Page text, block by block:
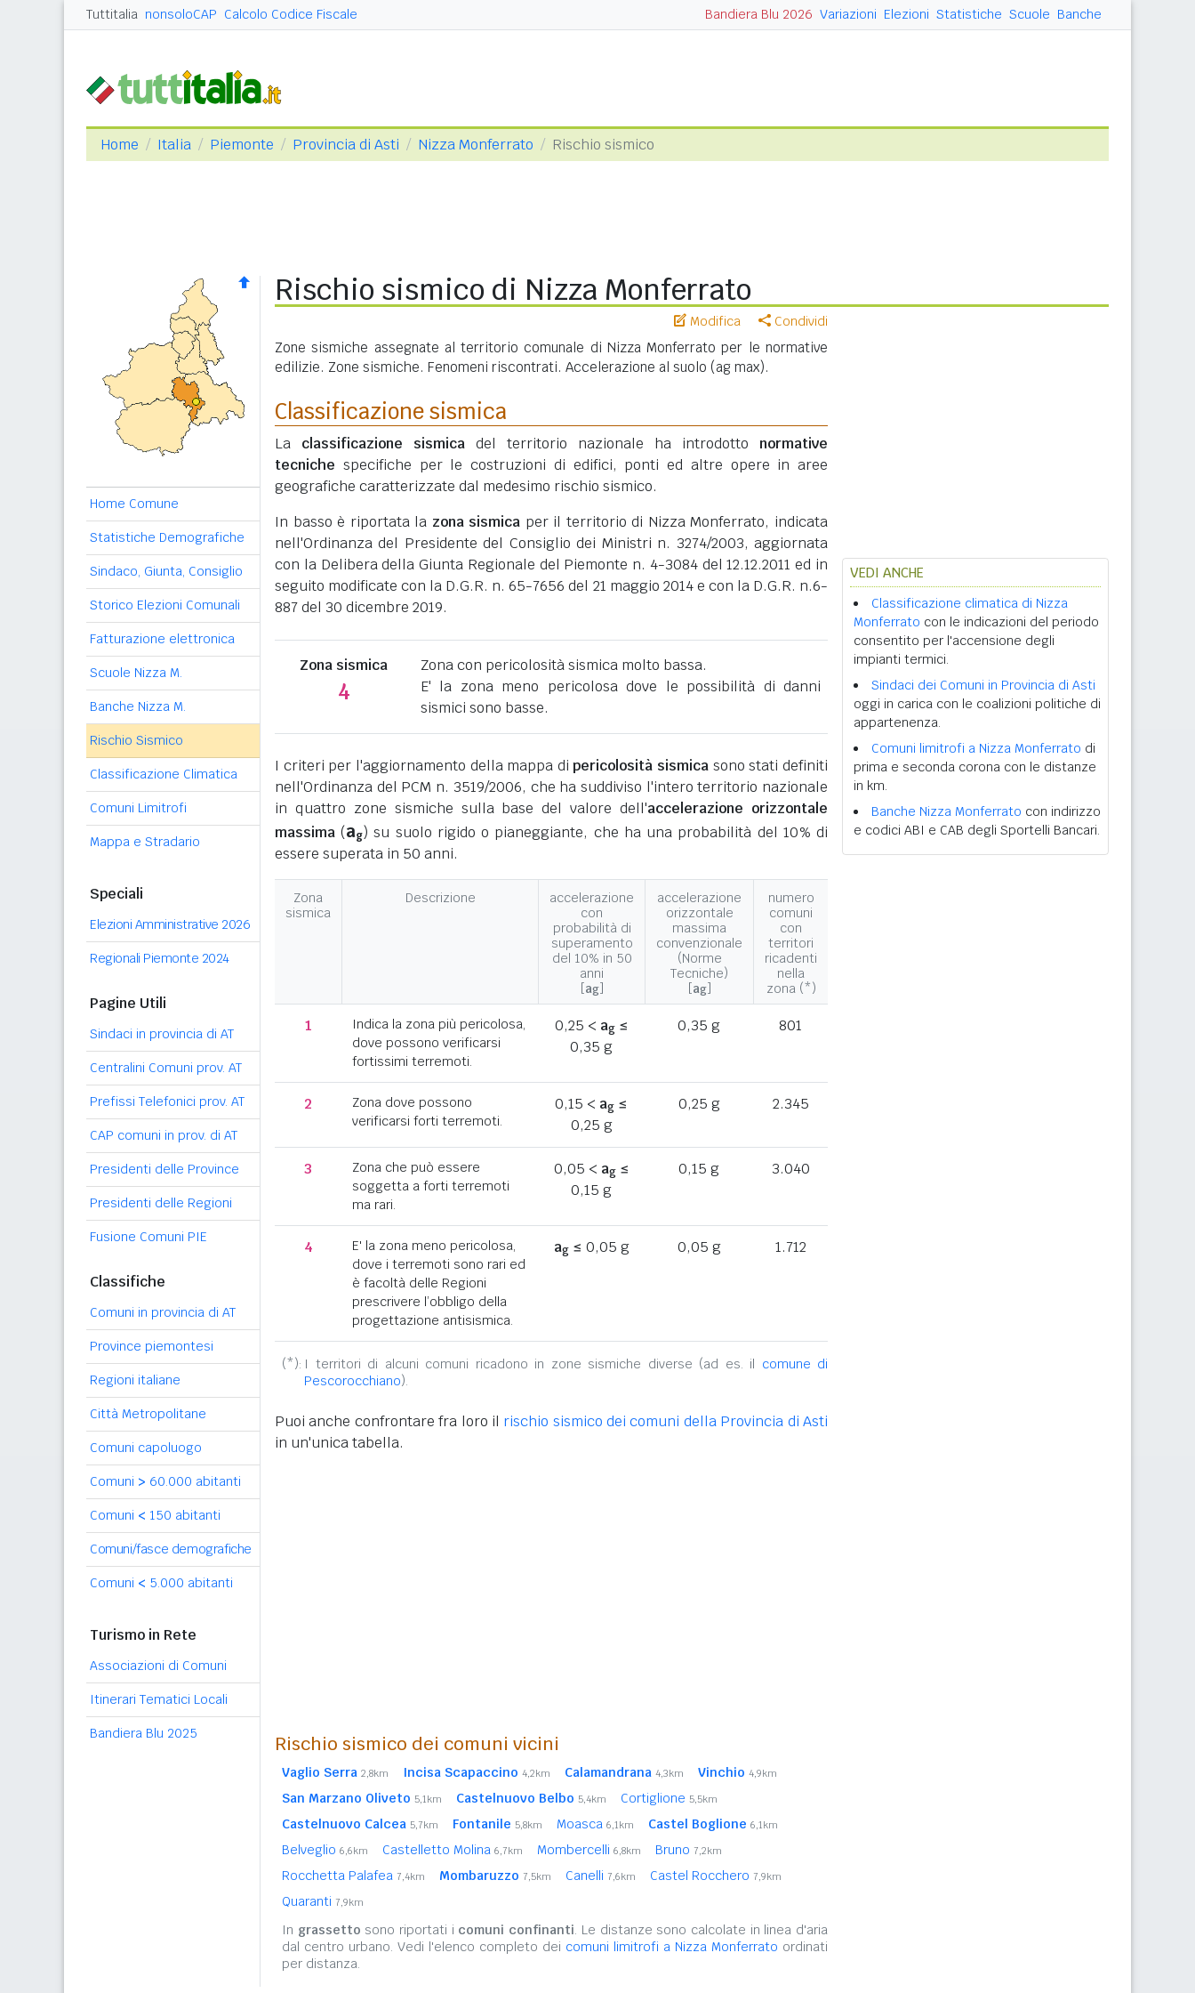
Tuttitalia nonsoloCAP Calcolo Codice Fiscale Bandiera Blu 2026 Variazioni Elezioni Statistiche Scuole Banche
Home Italia Piemonte Provincia di Asti Nizza Monferrato Rischio sismico
Home Comune
Statistiche Demografiche
Sindaco, Giunta, Consiglio
Storico Elezioni Comunali
Fatturazione elettronica
Scuole Nizza M.
Banche Nizza M.
Rischio Sismico
Classificazione Climatica
Comuni Limitrofi
Mappa e Stradario
Speciali
Elezioni Amministrative 2026
Regionali Piemonte 2024
Pagine Utili
Sindaci in provincia di AT
Centralini Comuni prov. AT
Prefissi Telefonici prov. AT
CAP comuni in prov. di AT
Presidenti delle Province
Presidenti delle Regioni
Fusione Comuni PIE
Classifiche
Comuni in provincia di AT
Province piemontesi
Regioni italiane
Città Metropolitane
Comuni capoluogo
Comuni > 60.000 abitanti
Comuni < 150 abitanti
Comuni/fasce demografiche
Comuni < 5.000 abitanti
Turismo in Rete
Associazioni di Comuni
Itinerari Tematici Locali
Bandiera Blu 2025
Rischio sismico di Nizza Monferrato
Modifica Condividi
Zone sismiche assegnate al territorio comunale di Nizza Monferrato per le normative
edilizie. Zone sismiche. Fenomeni riscontrati. Accelerazione al suolo (ag max).
Classificazione sismica
La classificazione sismica del territorio nazionale ha introdotto normative
tecniche specifiche per le costruzioni di edifici, ponti ed altre opere in aree
geografiche caratterizzate dal medesimo rischio sismico.
In basso è riportata la zona sismica per il territorio di Nizza Monferrato, indicata
nell'Ordinanza del Presidente del Consiglio dei Ministri n. 3274/2003, aggiornata
con la Delibera della Giunta Regionale del Piemonte n. 4-3084 del 12.12.2011 ed in
seguito modificate con la D.G.R. n. 65-7656 del 21 maggio 2014 e con la D.G.R. n.6-
887 del 30 dicembre 2019.
Zona sismica
4
Zona con pericolosità sismica molto bassa.
E' la zona meno pericolosa dove le possibilità di danni
sismici sono basse.
I criteri per l'aggiornamento della mappa dipericolosità sismica sono stati definiti
nell'Ordinanza del PCM n. 3519/2006, che ha suddiviso l'intero territorio nazionale
in quattro zone sismiche sulla base del valore dell'accelerazione orizzontale
massima (ag) su suolo rigido o pianeggiante, che ha una probabilità del 10% di
essere superata in 50 anni.
Zona
sismica
Descrizione
accelerazione
con
probabilità di
superamento
del 10% in 50
anni
[ag]
accelerazione
orizzontale
massima
convenzionale
(Norme
Tecniche)
[ag]
numero
comuni
con
territori
ricadenti
nella
zona (*)
1
Indica la zona più pericolosa,
dove possono verificarsi
fortissimi terremoti.
0,25 < ag≤
0,35 g
0,35 g 801
2
Zona dove possono
verificarsi forti terremoti.
0,15 < ag ≤
0,25 g
0,25 g 2.345
3
Zona che può essere
soggetta a forti terremoti
ma rari.
0,05 < ag≤
0,15 g
0,15 g 3.040
4
E' la zona meno pericolosa,
dove i terremoti sono rari ed
è facoltà delle Regioni
prescrivere l’obbligo della
progettazione antisismica.
ag≤ 0,05 g 0,05 g 1.712
(*): I territori di alcuni comuni ricadono in zone sismiche diverse (ad es. il comune di
Pescorocchiano).
Puoi anche confrontare fra loro il rischio sismico dei comuni della Provincia di Asti
in un'unica tabella.
Rischio sismico dei comuni vicini
Vaglio Serra 2,8km Incisa Scapaccino 4,2km Calamandrana 4,3km Vinchio 4,9km
San Marzano Oliveto 5,1km Castelnuovo Belbo 5,4km Cortiglione 5,5km
Castelnuovo Calcea 5,7km Fontanile 5,8km Moasca 6,1km Castel Boglione 6,1km
Belveglio 6,6km Castelletto Molina 6,7km Mombercelli 6,8km Bruno 7,2km
Rocchetta Palafea 7,4km Mombaruzzo 7,5km Canelli 7,6km Castel Rocchero 7,9km
Quaranti 7,9km
In grassetto sono riportati i comuni confinanti. Le distanze sono calcolate in linea d'aria
dal centro urbano. Vedi l'elenco completo dei comuni limitrofi a Nizza Monferrato ordinati
per distanza.
VEDI ANCHE
Classificazione climatica di Nizza
Monferrato con le indicazioni del periodo
consentito per l'accensione degli
impianti termici.
Sindaci dei Comuni in Provincia di Asti
oggi in carica con le coalizioni politiche di
appartenenza.
Comuni limitrofi a Nizza Monferrato di
prima e seconda corona con le distanze
in km.
Banche Nizza Monferrato con indirizzo
e codici ABI e CAB degli Sportelli Bancari.